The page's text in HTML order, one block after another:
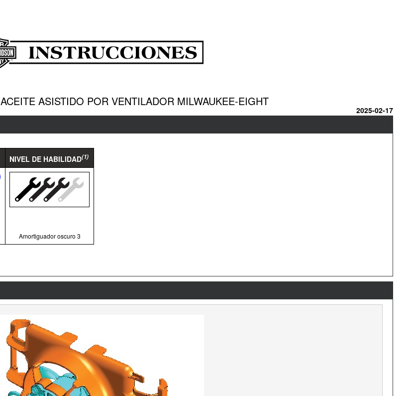
ASISTIDO POR VENTILADOR MILWAUKEE-EIGHT
2025-02-17
NIVEL DE HABILIDAD(1)
Amortiguador oscuro 3